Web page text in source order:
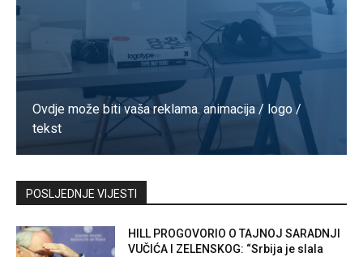
Ovdje može biti vaša reklama. animacija / logo /
tekst
Kontaktirajte nas
POSLJEDNJE VIJESTI
HILL PROGOVORIO O TAJNOJ SARADNJI
VUČIĆA I ZELENSKOG: “Srbija je slala